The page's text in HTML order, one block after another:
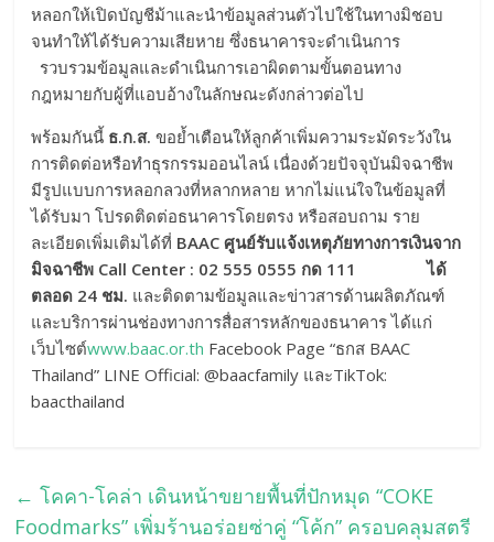
หลอกให้เปิดบัญชีม้าและนำข้อมูลส่วนตัวไปใช้ในทางมิชอบ
จนทำให้ได้รับความเสียหาย ซึ่งธนาคารจะดําเนินการ
รวบรวมข้อมูลและดำเนินการเอาผิดตามขั้นตอนทาง
กฎหมายกับผู้ที่แอบอ้างในลักษณะดังกล่าวต่อไป
พร้อมกันนี้ ธ.ก.ส. ขอย้ำเตือนให้ลูกค้าเพิ่มความระมัดระวังใน
การติดต่อหรือทำธุรกรรมออนไลน์ เนื่องด้วยปัจจุบันมิจฉาชีพ
มีรูปแบบการหลอกลวงที่หลากหลาย หากไม่แน่ใจในข้อมูลที่
ได้รับมา โปรดติดต่อธนาคารโดยตรง หรือสอบถาม ราย
ละเอียดเพิ่มเติมได้ที่ BAAC ศูนย์รับแจ้งเหตุภัยทางการเงินจาก
มิจฉาชีพ Call Center : 02 555 0555 กด 111 ได้
ตลอด 24 ชม. และติดตามข้อมูลและข่าวสารด้านผลิตภัณฑ์
และบริการผ่านช่องทางการสื่อสารหลักของธนาคาร ได้แก่
เว็บไซต์www.baac.or.th Facebook Page “ธกส BAAC
Thailand” LINE Official: @baacfamily และTikTok:
baacthailand
← โคคา-โคล่า เดินหน้าขยายพื้นที่ปักหมุด “COKE
Foodmarks” เพิ่มร้านอร่อยซ่าคู่ “โค้ก” ครอบคลุมสตรี